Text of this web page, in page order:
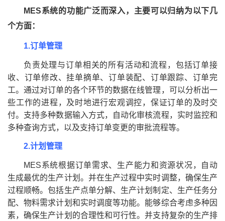
MES系统的功能广泛而深入，主要可以归纳为以下几
个方面：
1.订单管理
负责处理与订单相关的所有活动和流程，包括订单接
收、订单修改、挂单摘单、订单装配、订单跟踪、订单完
工。通过对订单的各个环节的数据在线管理，可以分析出一
些工作的进程，及时地进行宏观调控，保证订单的及时交
付。支持多种数据输入方式，自动化审核流程，实时监控和
多种查询方式，以及支持订单变更的审批流程等。
2.计划管理
MES系统根据订单需求、生产能力和资源状况，自动
生成最优的生产计划。并在生产过程中实时调整，确保生产
过程顺畅。包括生产点单分解、生产计划制定、生产任务分
配、物料需求计划和实时调度等功能。能够综合考虑多种因
素，确保生产计划的合理性和可行性。并支持复杂的生产排